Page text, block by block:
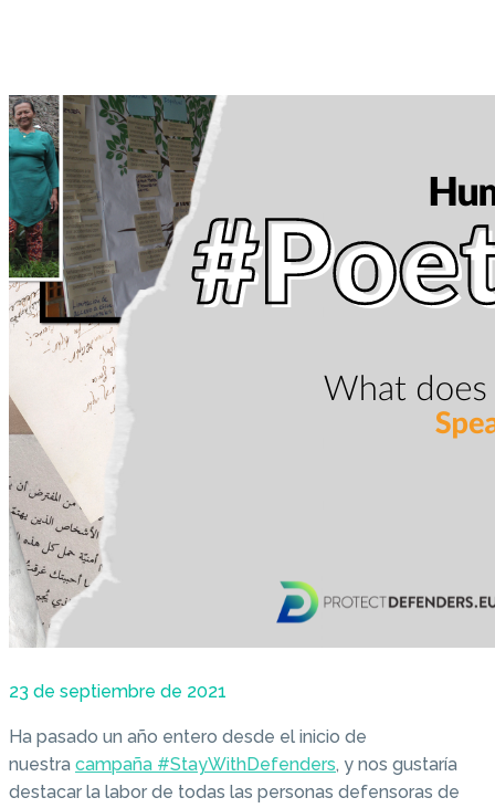
23 de septiembre de 2021
Ha pasado un año entero desde el inicio de
nuestra campaña #StayWithDefenders, y nos gustaría
destacar la labor de todas las personas defensoras de